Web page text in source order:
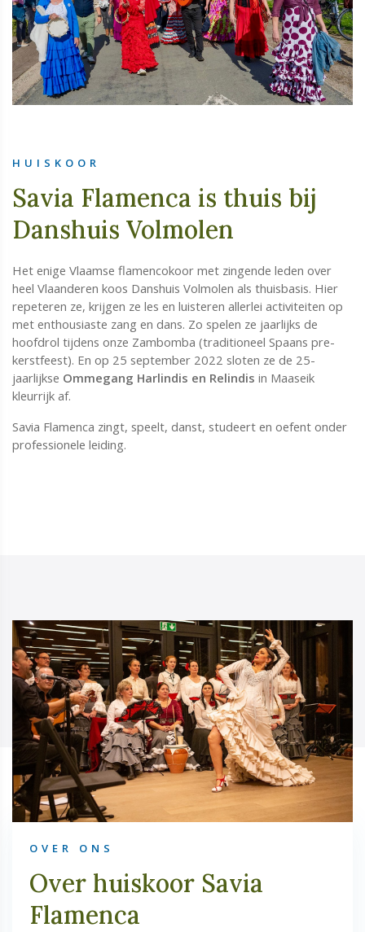
HUISKOOR
Savia Flamenca is thuis bij
Danshuis Volmolen
Het enige Vlaamse flamencokoor met zingende leden over
heel Vlaanderen koos Danshuis Volmolen als thuisbasis. Hier
repeteren ze, krijgen ze les en luisteren allerlei activiteiten op
met enthousiaste zang en dans. Zo spelen ze jaarlijks de
hoofdrol tijdens onze Zambomba (traditioneel Spaans pre-
kerstfeest). En op 25 september 2022 sloten ze de 25-
jaarlijkse Ommegang Harlindis en Relindis in Maaseik
kleurrijk af.
Savia Flamenca zingt, speelt, danst, studeert en oefent onder
professionele leiding.
OVER ONS
Over huiskoor Savia
Flamenca